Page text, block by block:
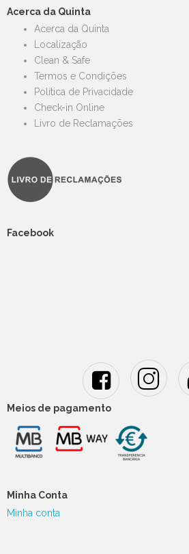
Acerca da Quinta
Acerca da Quinta
Localização
Clean & Safe
Termos e Condições
Política de Privacidade
Check-in Online
Livro de Reclamações
Facebook
Meios de pagamento
Minha Conta
Minha conta